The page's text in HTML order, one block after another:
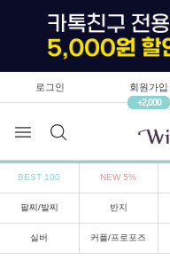
로그인
회원가입
+2,000
BEST 100 NEW 5%
팔찌/발찌 반지
실버 커플/프로포즈